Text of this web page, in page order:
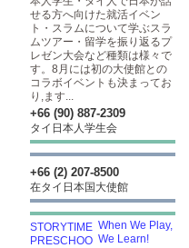
せる方へ向けた就活イベン
ト・スラムについて学ぶスラ
ムツアー・留学を振り返るプ
レゼン大会など種類は様々で
す。8月には初の大使館との
コラボイベントも決まってお
り,ます...
+66 (90) 887-2309
タイ日本人学生会
+66 (2) 207-8500
在タイ日本国大使館
When We Play,
We Learn!